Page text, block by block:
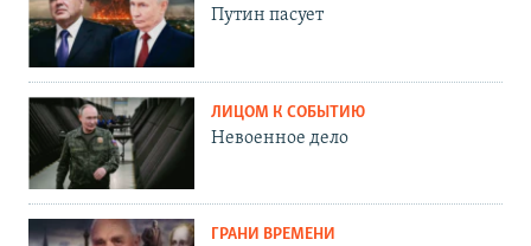
Путин пасует
ЛИЦОМ К СОБЫТИЮ
Невоенное дело
ГРАНИ ВРЕМЕНИ